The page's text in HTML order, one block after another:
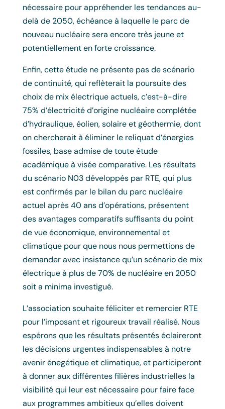
nécessaire pour appréhender les tendances au-
delà de 2050, échéance à laquelle le parc de
nouveau nucléaire sera encore très jeune et
potentiellement en forte croissance.
Enfin, cette étude ne présente pas de scénario
de continuité, qui reflèterait la poursuite des
choix de mix électrique actuels, c’est-à-dire
75% d’électricité d’origine nucléaire complétée
d’hydraulique, éolien, solaire et géothermie, dont
on chercherait à éliminer le reliquat d’énergies
fossiles, base admise de toute étude
académique à visée comparative. Les résultats
du scénario N03 développés par RTE, qui plus
est confirmés par le bilan du parc nucléaire
actuel après 40 ans d’opérations, présentent
des avantages comparatifs suffisants du point
de vue économique, environnemental et
climatique pour que nous nous permettions de
demander avec insistance qu’un scénario de mix
électrique à plus de 70% de nucléaire en 2050
soit a minima investigué.
L’association souhaite féliciter et remercier RTE
pour l’imposant et rigoureux travail réalisé. Nous
espérons que les résultats présentés éclaireront
les décisions urgentes indispensables à notre
avenir énegétique et climatique, et participeront
à donner aux différentes filières industrielles la
visibilité qui leur est nécessaire pour faire face
aux programmes ambitieux qu’elles doivent